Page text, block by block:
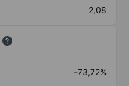
2,08
-73,72%